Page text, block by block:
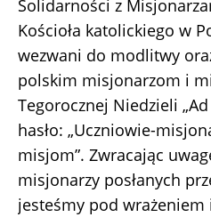
Solidarności z
Kościoła katolickiego w
wezwani do modlitwy
polskim misjonarzom i
Tegorocznej Niedzieli
hasło: „Uczniowie-
misjom”. Zwracając
misjonarzy posłanych
jesteśmy pod